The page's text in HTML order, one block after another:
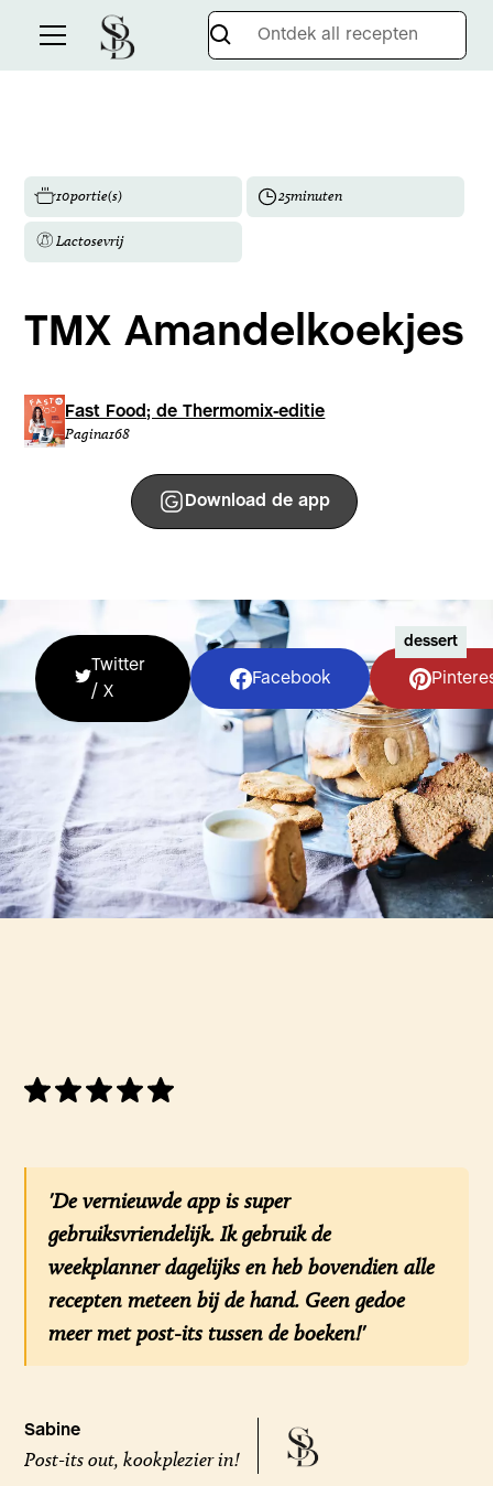
10portie(s) 25minuten
Lactosevrij
TMX Amandelkoekjes
Fast Food; de Thermomix-editie
Pagina168
Download de app
Twitter
/ X
Facebook
dessert
'De vernieuwde app is super
gebruiksvriendelijk. Ik gebruik de
weekplanner dagelijks en heb bovendien alle
recepten meteen bij de hand. Geen gedoe
meer met post-its tussen de boeken!'
Sabine
Post-its out, kookplezier in!